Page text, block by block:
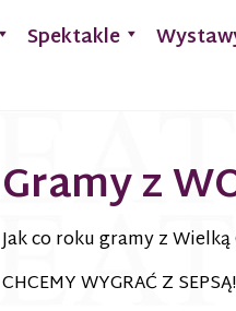
Spektakle
Gramy z
Jak co roku gramy z
CHCEMY WYGRAĆ Z